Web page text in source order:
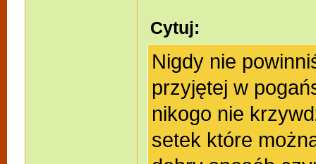
Cytuj:
Nigdy nie
przyjętej w
nikogo nie
setek które